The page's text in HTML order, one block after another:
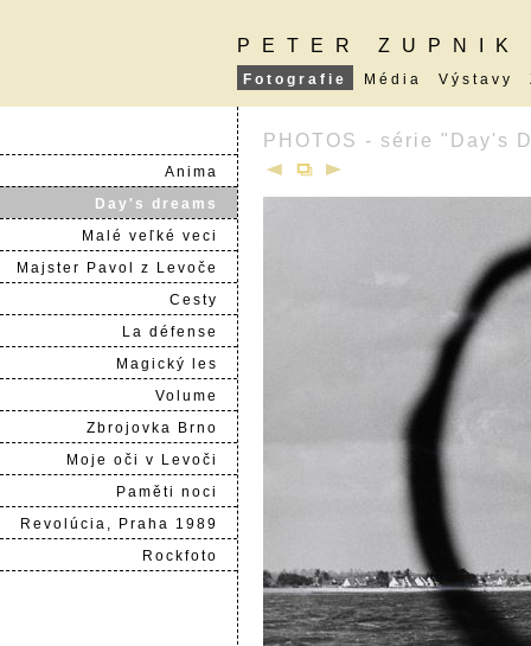
PETER ZUPNIK
Fotografie Média Výstavy
Anima
Day's dreams
Malé veľké veci
Majster Pavol z Levoče
Cesty
La défense
Magický les
Volume
Zbrojovka Brno
Moje oči v Levoči
Paměti noci
Revolúcia, Praha 1989
Rockfoto
PHOTOS - série "Day's